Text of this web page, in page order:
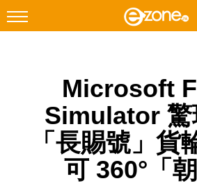
Facebook Instagram
科技焦點
Microsoft
Simulator 驚
「長賜號」貨
可 360°「朝